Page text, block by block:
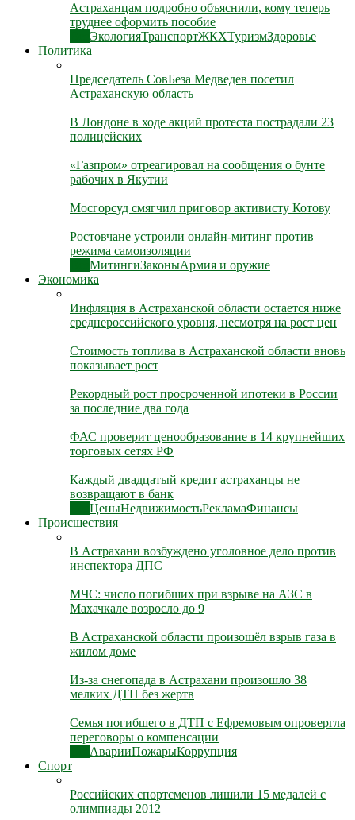
Астраханцам подробно объяснили, кому теперь
труднее оформить пособие
ЭкологияТранспортЖКХТуризмЗдоровье
Политика
Председатель СовБеза Медведев посетил
Астраханскую область
В Лондоне в ходе акций протеста пострадали 23
полицейских
«Газпром» отреагировал на сообщения о бунте
рабочих в Якутии
Мосгорсуд смягчил приговор активисту Котову
Ростовчане устроили онлайн-митинг против
режима самоизоляции
МитингиЗаконыАрмия и оружие
Экономика
Инфляция в Астраханской области остается ниже
среднероссийского уровня, несмотря на рост цен
Стоимость топлива в Астраханской области вновь
показывает рост
Рекордный рост просроченной ипотеки в России
за последние два года
ФАС проверит ценообразование в 14 крупнейших
торговых сетях РФ
Каждый двадцатый кредит астраханцы не
возвращают в банк
ЦеныНедвижимостьРекламаФинансы
Происшествия
В Астрахани возбуждено уголовное дело против
инспектора ДПС
МЧС: число погибших при взрыве на АЗС в
Махачкале возросло до 9
В Астраханской области произошёл взрыв газа в
жилом доме
Из-за снегопада в Астрахани произошло 38
мелких ДТП без жертв
Семья погибшего в ДТП с Ефремовым опровергла
переговоры о компенсации
АварииПожарыКоррупция
Спорт
Российских спортсменов лишили 15 медалей с
олимпиады 2012